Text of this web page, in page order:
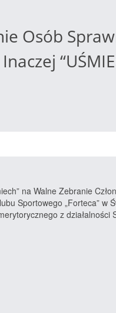
Osób
na Walne Zebranie
Sportowego „Forteca” w
z działalności